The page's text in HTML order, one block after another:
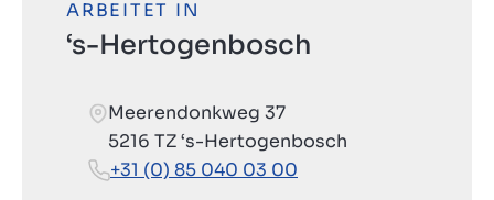
ARBEITET IN
‘s-Hertogenbosch
Meerendonkweg 37
5216 TZ ‘s-Hertogenbosch
+31 (0) 85 040 03 00